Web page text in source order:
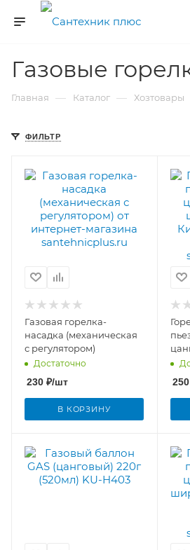
Газовые
Главная — Каталог — Хозтовары
ФИЛЬТР
Газовая горелка-
насадка (механическая
с регулятором)
Достаточно
230 ₽/шт
В КОРЗИНУ
250